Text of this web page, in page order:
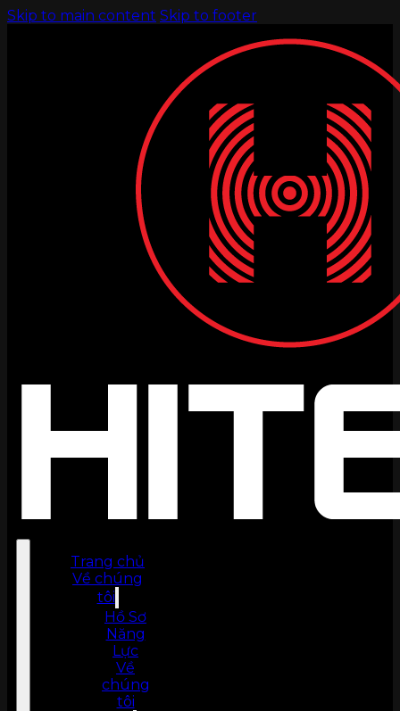
Skip to main content Skip to footer
Trang chủ
Về chúng
tôi
Hồ Sơ
Năng
Lực
Về
chúng
tôi